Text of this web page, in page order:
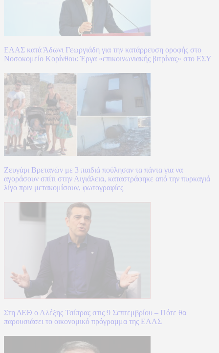
ΕΛΑΣ κατά Άδωνι Γεωργιάδη για την κατάρρευση οροφής στο
Νοσοκομείο Κορίνθου: Έργα «επικοινωνιακής βιτρίνας» στο ΕΣΥ
Ζευγάρι Βρετανών με 3 παιδιά πούλησαν τα πάντα για να
αγοράσουν σπίτι στην Αιγιάλεια, καταστράφηκε από την πυρκαγιά
λίγο πριν μετακομίσουν, φωτογραφίες
Στη ΔΕΘ ο Αλέξης Τσίπρας στις 9 Σεπτεμβρίου – Πότε θα
παρουσιάσει το οικονομικό πρόγραμμα της ΕΛΑΣ